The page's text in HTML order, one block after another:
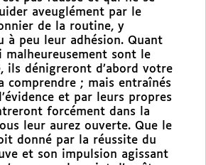
aveuglément par le
de la routine, y
à peu leur adhésion. Quant
malheureusement sont le
ils dénigreront d’abord votre
comprendre ; mais entraînés
et par leurs propres
forcément dans la
leur aurez ouverte. Que le
donné par la réussite du
et son impulsion agissant